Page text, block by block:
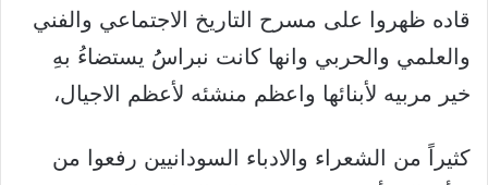
قاده ظهروا على مسرح التاريخ الاجتماعي والفني
والعلمي والحربي وانها كانت نبراسُُ يستضاءُ بهِ
خير مربيه لأبنائها واعظم منشئه لأعظم الاجيال،
كثيراً من الشعراء والادباء السودانيين رفعوا من